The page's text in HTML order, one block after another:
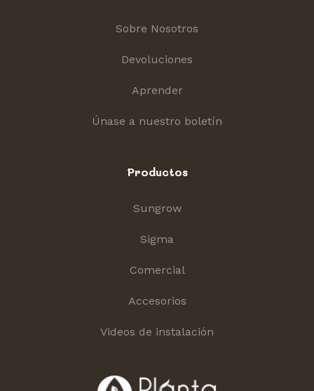
Sobre Nosotros
Devoluciones
Aprender
Únase a nuestro boletín
Productos
Sungrow
Sigma
Comercial
Accesorios
Videos de instalación